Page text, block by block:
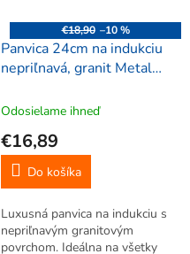
€18,90 –10 %
Panvica 24cm na indukciu
nepriľnavá, granit Metal
Odosielame ihneď
€16,89
Do košíka
Luxusná panvica na indukciu s
nepriľnavým granitovým
povrchom. Ideálna na všetky